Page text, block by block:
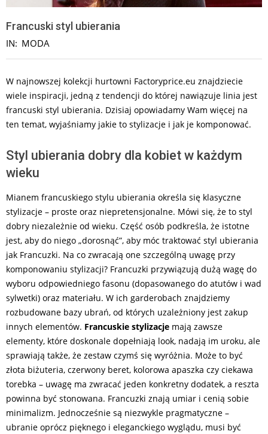
Francuski styl ubierania
IN: MODA
W najnowszej kolekcji hurtowni Factoryprice.eu znajdziecie
wiele inspiracji, jedną z tendencji do której nawiązuje linia jest
francuski styl ubierania. Dzisiaj opowiadamy Wam więcej na
ten temat, wyjaśniamy jakie to stylizacje i jak je komponować.
Styl ubierania dobry dla kobiet w każdym
wieku
Mianem francuskiego stylu ubierania określa się klasyczne
stylizacje – proste oraz niepretensjonalne. Mówi się, że to styl
dobry niezależnie od wieku. Część osób podkreśla, że istotne
jest, aby do niego „dorosnąć”, aby móc traktować styl ubierania
jak Francuzki. Na co zwracają one szczególną uwagę przy
komponowaniu stylizacji? Francuzki przywiązują dużą wagę do
wyboru odpowiedniego fasonu (dopasowanego do atutów i wad
sylwetki) oraz materiału. W ich garderobach znajdziemy
rozbudowane bazy ubrań, od których uzależniony jest zakup
innych elementów. Francuskie stylizacje mają zawsze
elementy, które doskonale dopełniają look, nadają im uroku, ale
sprawiają także, że zestaw czymś się wyróżnia. Może to być
złota biżuteria, czerwony beret, kolorowa apaszka czy ciekawa
torebka – uwagę ma zwracać jeden konkretny dodatek, a reszta
powinna być stonowana. Francuzki znają umiar i cenią sobie
minimalizm. Jednocześnie są niezwykle pragmatyczne –
ubranie oprócz pięknego i eleganckiego wyglądu, musi być